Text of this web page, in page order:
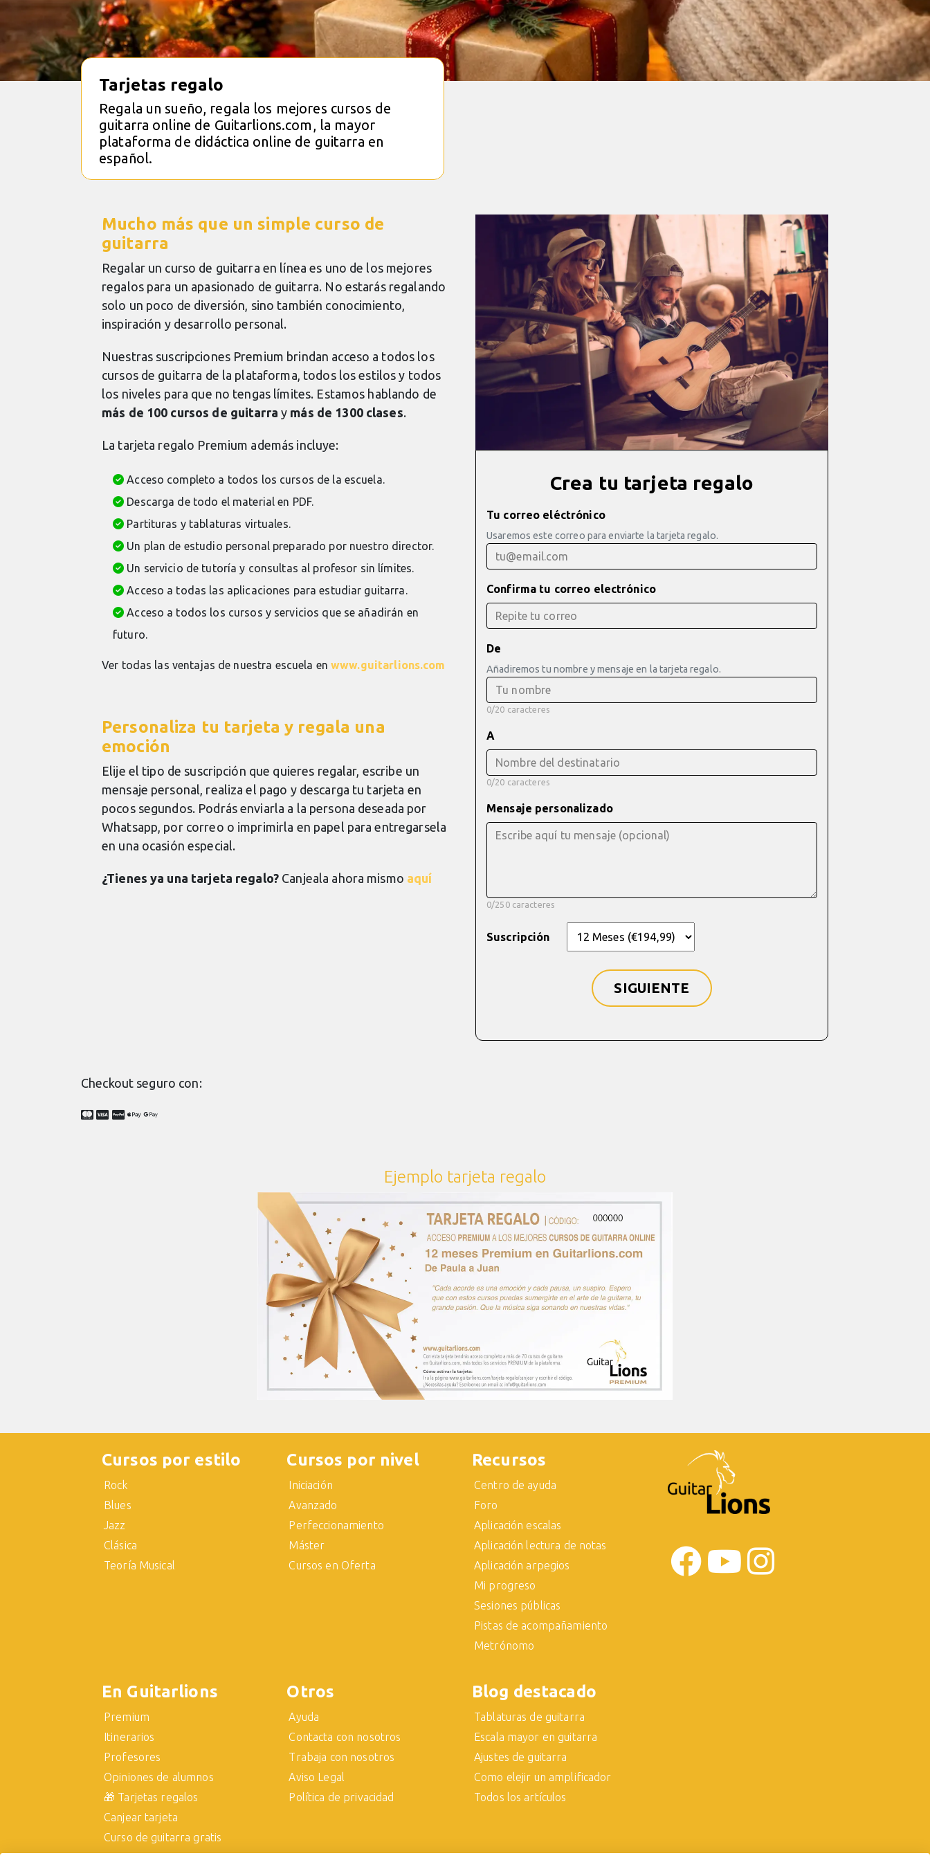
Tarjetas regalo
Regala un sueño, regala los mejores cursos de
guitarra online de Guitarlions.com, la mayor
plataforma de didáctica online de guitarra en
español.
Mucho más que un simple curso de
guitarra
Regalar un curso de guitarra en línea es uno de los mejores
regalos para un apasionado de guitarra. No estarás regalando
solo un poco de diversión, sino también conocimiento,
inspiración y desarrollo personal.
Nuestras suscripciones Premium brindan acceso a todos los
cursos de guitarra de la plataforma, todos los estilos y todos
los niveles para que no tengas límites. Estamos hablando de
más de 100 cursos de guitarra y más de 1300 clases.
La tarjeta regalo Premium además incluye:
Acceso completo a todos los cursos de la escuela.
Descarga de todo el material en PDF.
Partituras y tablaturas virtuales.
Un plan de estudio personal preparado por nuestro director.
Un servicio de tutoría y consultas al profesor sin límites.
Acceso a todas las aplicaciones para estudiar guitarra.
Acceso a todos los cursos y servicios que se añadirán en
futuro.
Ver todas las ventajas de nuestra escuela enwww.guitarlions.com
Personaliza tu tarjeta y regala una
emoción
Elije el tipo de suscripción que quieres regalar, escribe un
mensaje personal, realiza el pago y descarga tu tarjeta en
pocos segundos. Podrás enviarla a la persona deseada por
Whatsapp, por correo o imprimirla en papel para entregarsela
en una ocasión especial.
¿Tienes ya una tarjeta regalo? Canjeala ahora mismo aquí
Crea tu tarjeta regalo
Tu correo eléctrónico
Usaremos este correo para enviarte la tarjeta regalo.
Confirma tu correo electrónico
De
Añadiremos tu nombre y mensaje en la tarjeta regalo.
0/20 caracteres
A
0/20 caracteres
Mensaje personalizado
0/250 caracteres
Suscripción
SIGUIENTE
Checkout seguro con:
Ejemplo tarjeta regalo
Cursos por estilo
Rock
Blues
Jazz
Clásica
Teoría Musical
Cursos por nivel
Iniciación
Avanzado
Perfeccionamiento
Máster
Cursos en Oferta
Recursos
Centro de ayuda
Foro
Aplicación escalas
Aplicación lectura de notas
Aplicación arpegios
Mi progreso
Sesiones públicas
Pistas de acompañamiento
Metrónomo
En Guitarlions
Premium
Itinerarios
Profesores
Opiniones de alumnos
🎁 Tarjetas regalos
Canjear tarjeta
Curso de guitarra gratis
Otros
Ayuda
Contacta con nosotros
Trabaja con nosotros
Aviso Legal
Política de privacidad
Blog destacado
Tablaturas de guitarra
Escala mayor en guitarra
Ajustes de guitarra
Como elejir un amplificador
Todos los artículos